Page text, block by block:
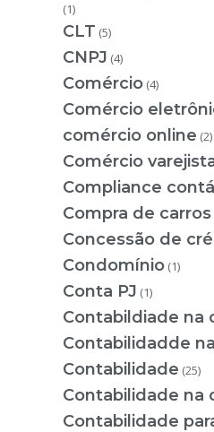
(1)
CLT (5)
CNPJ (4)
Comércio (4)
Comércio
comércio online (2)
Comércio
Compliance
Compra de carros
Concessão de
Condomínio (1)
Conta PJ (1)
Contabildiade na
Contabilidadde
Contabilidade (25)
Contabilidade na
Contabilidade